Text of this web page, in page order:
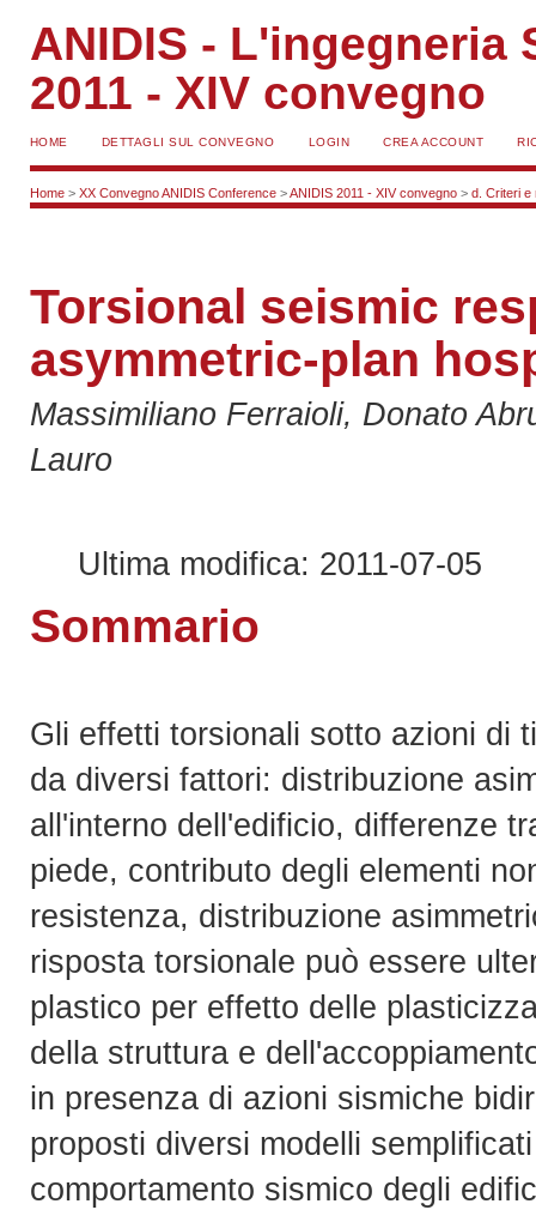
ANIDIS - L'ingegneria
2011 - XIV convegno
HOME DETTAGLI SUL CONVEGNO LOGIN CREA ACCOUNT
Home> XX Convegno ANIDIS Conference>ANIDIS 2011 - XIV convegno> d. Criteri e
Torsional seismic
asymmetric-plan
Massimiliano Ferraioli, Donato
Lauro
Ultima modifica: 2011-07-05
Sommario
Gli effetti torsionali sotto azioni di
da diversi fattori: distribuzione
all'interno dell'edificio, differenze
piede, contributo degli elementi
resistenza, distribuzione
risposta torsionale può essere
plastico per effetto delle
della struttura e
in presenza di azioni sismiche
proposti diversi modelli
comportamento sismico degli